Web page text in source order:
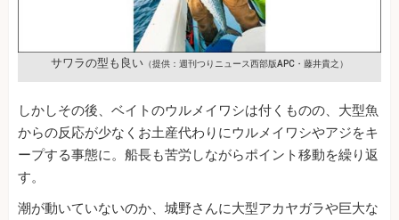
サワラの型も良い （提供：週刊つりニュース西部版APC・藤井貴之）
しかしその後、ベイトのウルメイワシは付くものの、大型魚
からの反応が少なくお土産代わりにウルメイワシやアジをキ
ープする事態に。船長も苦労しながらポイント移動を繰り返
す。
潮が動いていないのか、城野さんに大型アカヤガラや巨大な